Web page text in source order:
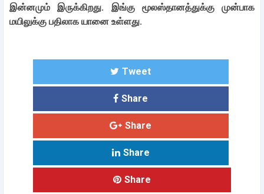
இன்னமும் இருக்கிறது. இங்கு மூலஸ்தானத்துக்கு முன்பாக
மயிலுக்கு பதிலாக யானை உள்ளது.
Tweet
Share
Share
Share
Share